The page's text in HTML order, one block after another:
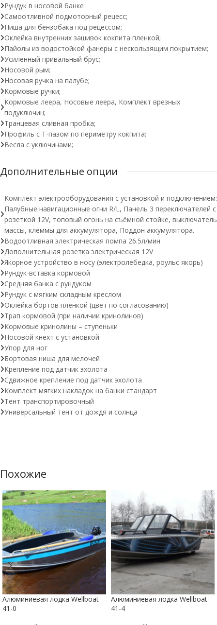
Рундук в носовой банке
Самоотливной подмоторный рецесс;
Ниша для бензобака под рецессом;
Оклейка внутренних зашивок кокпита пленкой;
Пайолы из водостойкой фанеры с нескользящим покрытием;
Усиленный привальный брус;
Носовой рым;
Носовая ручка на палубе;
Кормовые ручки;
Кормовые леера, Носовые леера, Комплект врезных
подуключин;
Транцевая сливная пробка;
Профиль с Т-пазом по периметру кокпита;
Весла с уключинами;
Дополнительные опции
Комплект электрооборудования с установкой и подключением:
Палубные навигационные огни R/L, Панель 3 переключателей с
розеткой 12V, топовый огонь на съёмной стойке, выключатель
массы, клеммы для аккумулятора, Поддон аккумулятора.
Водоотливная электрическая помпа 26.5л/мин
Дополнительная розетка электрическая 12V
Якорное устройство в носу (электролебедка, роульс якорь)
Рундук-вставка кормовой
Средняя банка с рундуком
Рундук с мягким складным креслом
Оклейка бортов пленкой (цвет по согласованию)
Трап кормовой (при наличии кринолинов)
Кормовые кринолины – ступеньки
Носовой кнехт с установкой
Упор для ног
Бортовая ниша для мелочей
Крепление под датчик эхолота
Сдвижное крепление под датчик эхолота
Комплект мягких накладок на банки стандарт
Тент транспортировочный
Универсальный тент от дождя и солнца
Похожие
Алюминиевая лодка Wellboat-
41-0
Алюминиевая лодка Wellboat-
41-4